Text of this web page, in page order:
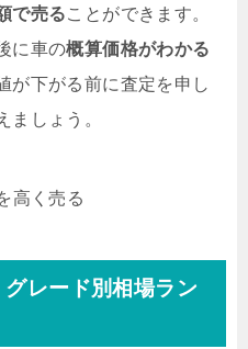
で売ることができます。
に車の概算価格がわかる
が下がる前に査定を申し
ましょう。
高く売る
レード別相場ラン